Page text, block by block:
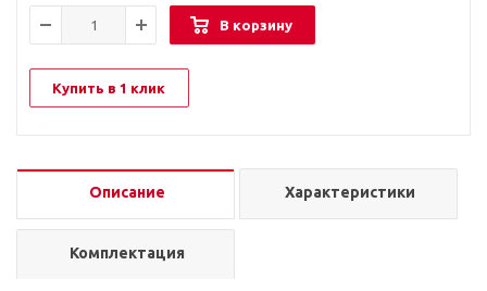
В корзину
Купить в 1 клик
Описание Характеристики
Комплектация